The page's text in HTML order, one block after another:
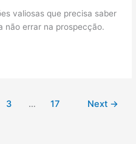
valiosas que precisa saber
não errar na prospecção.
3 … 17 Next →